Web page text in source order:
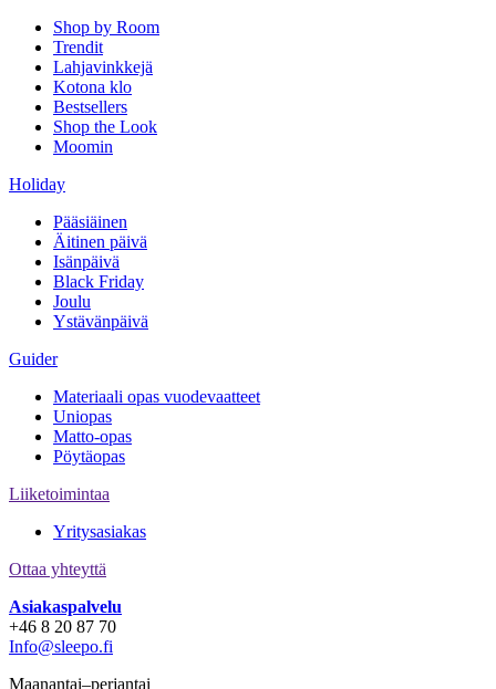
Shop by Room
Trendit
Lahjavinkkejä
Kotona klo
Bestsellers
Shop the Look
Moomin
Holiday
Pääsiäinen
Äitinen päivä
Isänpäivä
Black Friday
Joulu
Ystävänpäivä
Guider
Materiaali opas vuodevaatteet
Uniopas
Matto-opas
Pöytäopas
Liiketoimintaa
Yritysasiakas
Ottaa yhteyttä
Asiakaspalvelu
+46 8 20 87 70
Info@sleepo.fi
Maanantai–perjantai